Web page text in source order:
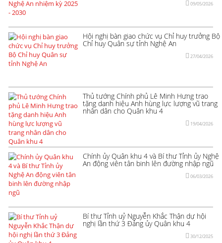
09/05/2026
Hội nghị bàn giao chức vụ Chỉ huy trưởng Bộ
Chỉ huy Quân sự tỉnh Nghệ An
27/04/2026
Thủ tướng Chính phủ Lê Minh Hưng trao
tặng danh hiệu Anh hùng lực lượng vũ trang
nhân dân cho Quân khu 4
19/04/2026
Chính ủy Quân khu 4 và Bí thư Tỉnh ủy Nghệ
An động viên tân binh lên đường nhập ngũ
06/03/2026
Bí thư Tỉnh uỷ Nguyễn Khắc Thận dự hội
nghị lần thứ 3 Đảng ủy Quân khu 4
30/12/2025